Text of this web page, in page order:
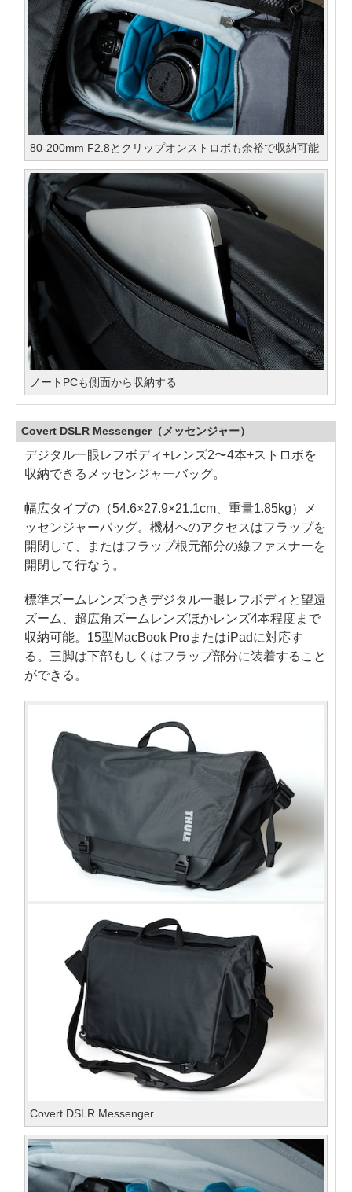
80-200mm F2.8とクリップオンストロボも余裕で収納可能
ノートPCも側面から収納する
Covert DSLR Messenger（メッセンジャー）
デジタル一眼レフボディ+レンズ2〜4本+ストロボを
収納できるメッセンジャーバッグ。
幅広タイプの（54.6×27.9×21.1cm、重量1.85kg）メ
ッセンジャーバッグ。機材へのアクセスはフラップを
開閉して、またはフラップ根元部分の線ファスナーを
開閉して行なう。
標準ズームレンズつきデジタル一眼レフボディと望遠
ズーム、超広角ズームレンズほかレンズ4本程度まで
収納可能。15型MacBook ProまたはiPadに対応す
る。三脚は下部もしくはフラップ部分に装着すること
ができる。
Covert DSLR Messenger